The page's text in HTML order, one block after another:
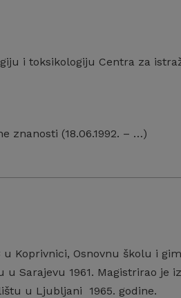
i toksikologiju Centra za
znanosti (18.06.1992. – …)
u Koprivnici, Osnovnu školu i
Sarajevu 1961. Magistrirao je
u Ljubljani 1965. godine.